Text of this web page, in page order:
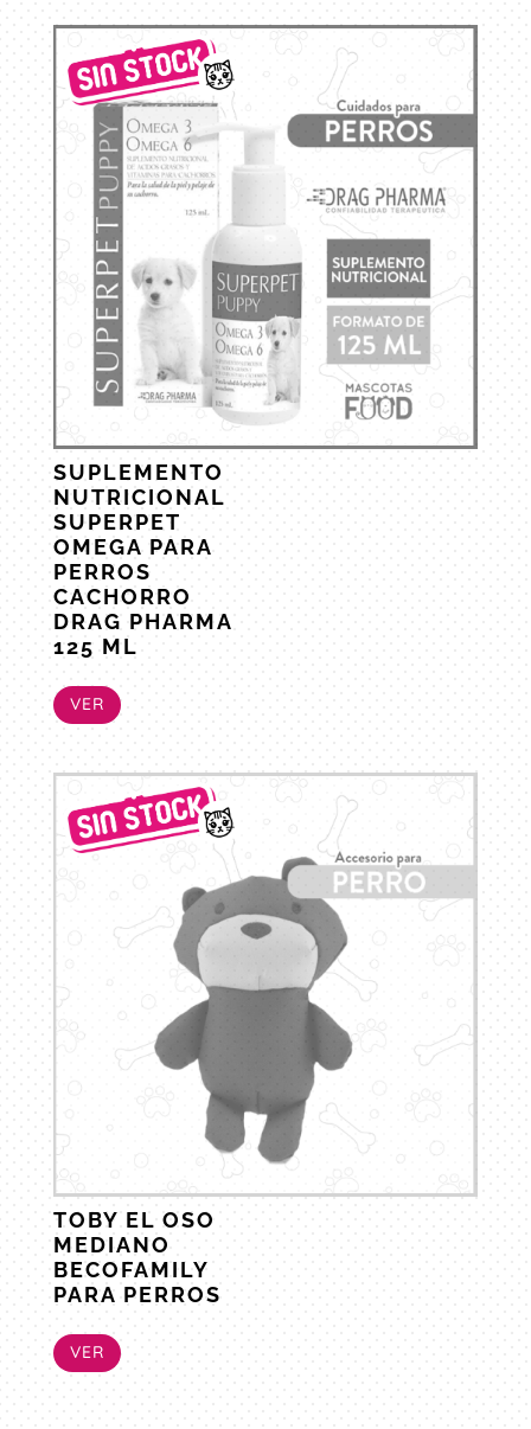
SUPLEMENTO
NUTRICIONAL
SUPERPET
OMEGA PARA
PERROS
CACHORRO
DRAG PHARMA
125 ML
VER
TOBY EL OSO
MEDIANO
BECOFAMILY
PARA PERROS
VER